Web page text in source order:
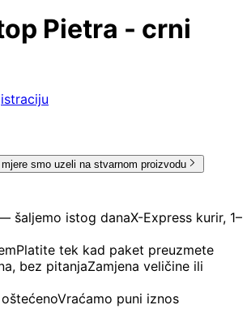
Pietra - crni
smo uzeli na stvarnom proizvodu
šaljemo istog danaX-Express kurir, 1–
Platite tek kad paket preuzmete
bez pitanjaZamjena veličine ili
Vraćamo puni iznos